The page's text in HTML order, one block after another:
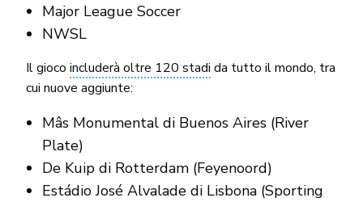
Major League Soccer
NWSL
Il gioco includerà oltre 120 stadi da tutto il mondo, tra
cui nuove aggiunte:
Mâs Monumental di Buenos Aires (River
Plate)
De Kuip di Rotterdam (Feyenoord)
Estádio José Alvalade di Lisbona (Sporting